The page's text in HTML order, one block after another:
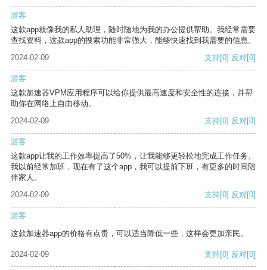
游客
这款app就像我的私人助理，随时随地为我的办公提供帮助。我经常需要
查找资料，这款app的搜索功能非常强大，能够快速找到我需要的信息。
2024-02-09
支持[0] 反对[0]
游客
这款加速器VPM应用程序可以给你提供最高速度和安全性的连接，并帮
助你在网络上自由移动。
2024-02-09
支持[0] 反对[0]
游客
这款app让我的工作效率提高了50%，让我能够更轻松地完成工作任务。
我以前经常加班，现在有了这个app，我可以提前下班，有更多的时间陪
伴家人。
2024-02-09
支持[0] 反对[0]
游客
这款加速器app的价格有点贵，可以适当降低一些，这样会更加亲民。
2024-02-09 支持[0] 反对[0]